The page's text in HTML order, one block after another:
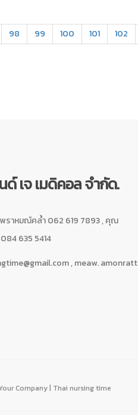
98 99 100 101 102
ด์ เจ เมดิคอล จำกัด.
าหมณ์คล้ำ 062 619 7893 , คุณ
635 5414
, meaw. amonratt
Company | Thai nursing time